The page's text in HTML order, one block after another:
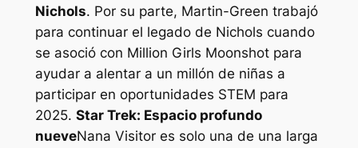
Nichols. Por su parte, Martin-Green trabajó
para continuar el legado de Nichols cuando
se asoció con Million Girls Moonshot para
ayudar a alentar a un millón de niñas a
participar en oportunidades STEM para
2025. Star Trek: Espacio profundo
nueveNana Visitor es solo una de una larga